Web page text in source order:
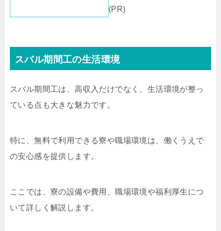
(PR)
スバル期間工の生活環境
スバル期間工は、高収入だけでなく、生活環境が整っ
ている点も大きな魅力です。
特に、無料で利用できる寮や職場環境は、働くうえで
の安心感を提供します。
ここでは、寮の設備や費用、職場環境や福利厚生につ
いて詳しく解説します。